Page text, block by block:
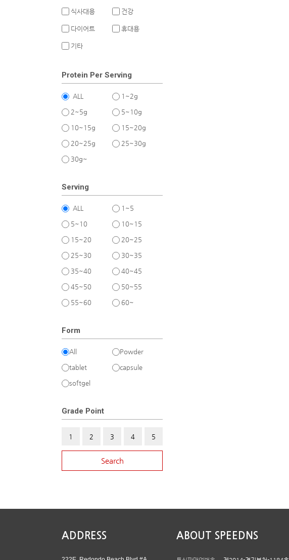
식사대용 건강
다이어트 휴대용
기타
Protein Per Serving
ALL 1~2g
2~5g 5~10g
10~15g 15~20g
20~25g 25~30g
30g~
Serving
ALL 1~5
5~10 10~15
15~20 20~25
25~30 30~35
35~40 40~45
45~50 50~55
55~60 60~
Form
All Powder
tablet capsule
softgel
Grade Point
1 2 3 4 5
Search
ADDRESS ABOUT SPEEDNS